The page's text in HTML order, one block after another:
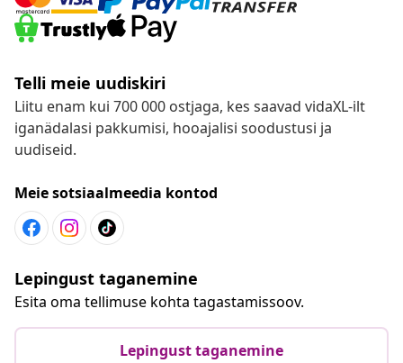
Telli meie uudiskiri
Liitu enam kui 700 000 ostjaga, kes saavad vidaXL-ilt
iganädalasi pakkumisi, hooajalisi soodustusi ja
uudiseid.
Meie sotsiaalmeedia kontod
Lepingust taganemine
Esita oma tellimuse kohta tagastamissoov.
Lepingust taganemine